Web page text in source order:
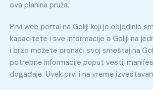
ova planina pruža.
Prvi web portal na Goliji koji je objedinio
kapacitete i sve informacije o Goliji na
i brzo možete pronaći svoj smeštaj na
potrebne informacije poput vesti,
događaje. Uvek prvi i na vreme